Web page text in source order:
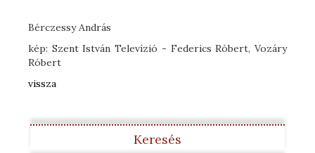
Bérczessy András
kép: Szent István Televízió - Federics Róbert, Vozáry
Róbert
vissza
Keresés